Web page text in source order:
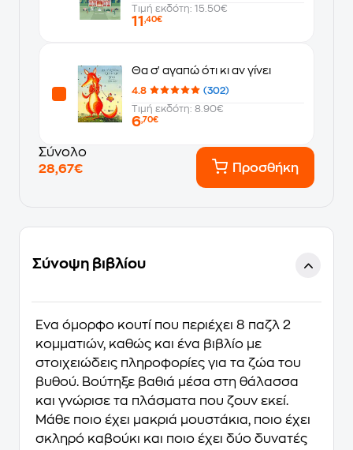
Τιμή εκδότη: 15.50€
11 ,40€
Θα σ' αγαπώ ότι κι αν γίνει
4.8
(302)
Τιμή εκδότη: 8.90€
6,70€
Σύνολο
28,67€
Προσθήκη
Σύνοψη βιβλίου
Ένα όμορφο κουτί που περιέχει 8 παζλ 2
κομματιών, καθώς και ένα βιβλίο με
στοιχειώδεις πληροφορίες για τα ζώα του
βυθού. Βούτηξε βαθιά µέσα στη θάλασσα
και γνώρισε τα πλάσµατα που ζουν εκεί.
Μάθε ποιο έχει µακριά µουστάκια, ποιο έχει
σκληρό καβούκι και ποιο έχει δύο δυνατές